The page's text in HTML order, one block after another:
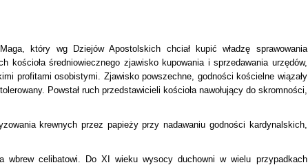
który wg Dziejów Apostolskich chciał kupić władzę sprawowania
kościoła średniowiecznego zjawisko kupowania i sprzedawania urzędów,
profitami osobistymi. Zjawisko powszechne, godności kościelne wiązały
Powstał ruch przedstawicieli kościoła nawołujący do skromności,
krewnych przez papieży przy nadawaniu godności kardynalskich,
wbrew celibatowi. Do XI wieku wysocy duchowni w wielu przypadkach